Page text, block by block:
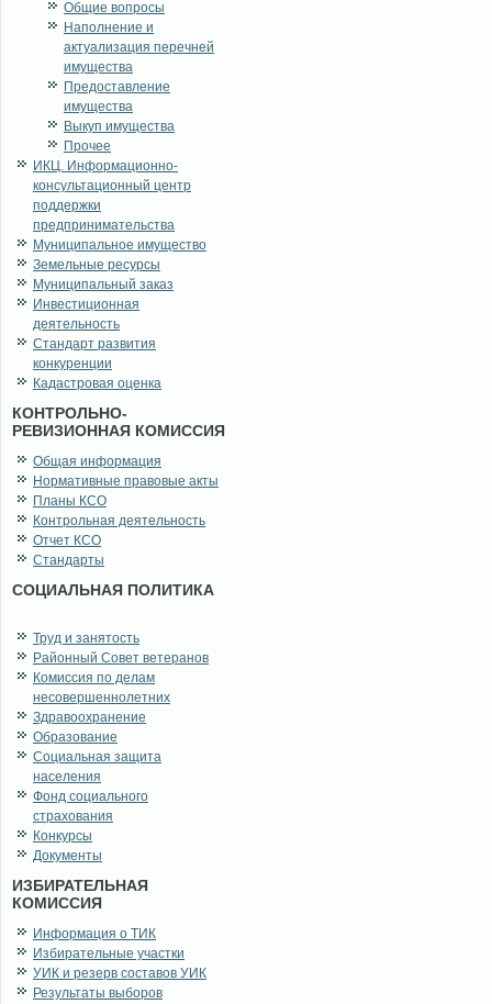
Общие вопросы
Наполнение и
актуализация перечней
имущества
Предоставление
имущества
Выкуп имущества
Прочее
ИКЦ. Информационно-
консультационный центр
поддержки
предпринимательства
Муниципальное имущество
Земельные ресурсы
Муниципальный заказ
Инвестиционная
деятельность
Стандарт развития
конкуренции
Кадастровая оценка
КОНТРОЛЬНО-
РЕВИЗИОННАЯ КОМИССИЯ
Общая информация
Нормативные правовые акты
Планы КСО
Контрольная деятельность
Отчет КСО
Стандарты
СОЦИАЛЬНАЯ ПОЛИТИКА
Труд и занятость
Районный Совет ветеранов
Комиссия по делам
несовершеннолетних
Здравоохранение
Образование
Социальная защита
населения
Фонд социального
страхования
Конкурсы
Документы
ИЗБИРАТЕЛЬНАЯ
КОМИССИЯ
Информация о ТИК
Избирательные участки
УИК и резерв составов УИК
Результаты выборов